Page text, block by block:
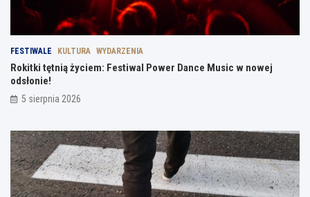
FESTIWALE KULTURA WYDARZENIA
Rokitki tętnią życiem: Festiwal Power Dance Music w nowej
odsłonie!
5 sierpnia 2026